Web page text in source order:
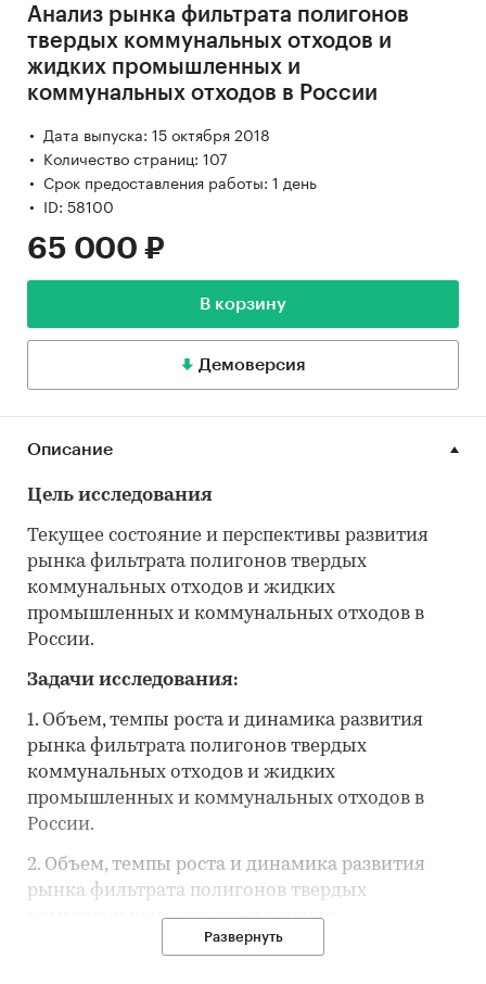
Анализ рынка фильтрата полигонов
твердых коммунальных отходов и
жидких промышленных и
коммунальных отходов в России
Дата выпуска: 15 октября 2018
Количество страниц: 107
Срок предоставления работы: 1 день
ID: 58100
65 000 ₽
В корзину
Демоверсия
Описание
Цель исследования
Текущее состояние и перспективы развития
рынка фильтрата полигонов твердых
коммунальных отходов и жидких
промышленных и коммунальных отходов в
России.
Задачи исследования:
1. Объем, темпы роста и динамика развития
рынка фильтрата полигонов твердых
коммунальных отходов и жидких
промышленных и коммунальных отходов в
России.
2. Объем, темпы роста и динамика развития
рынка фильтрата полигонов твердых
коммунальных отходов и жидких
промышленных и коммунальных отходов в
Развернуть